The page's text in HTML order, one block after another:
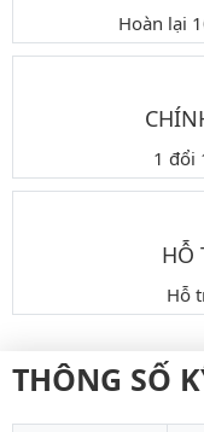
Hoàn lại
1 đổi
HỖ
Hỗ
THÔNG SỐ